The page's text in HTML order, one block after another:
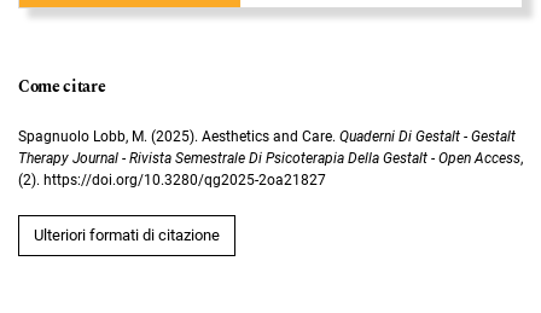
Come citare
Spagnuolo Lobb, M. (2025). Aesthetics and Care. Quaderni Di Gestalt - Gestalt
Therapy Journal - Rivista Semestrale Di Psicoterapia Della Gestalt - Open Access,
(2). https://doi.org/10.3280/qg2025-2oa21827
Ulteriori formati di citazione